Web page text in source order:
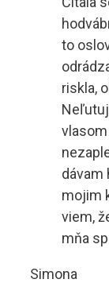
to
riskla,
dávam
mojim
viem,
mňa
Simona